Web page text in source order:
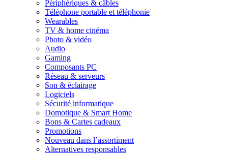
Périphériques & câbles
Téléphone portable et téléphonie
Wearables
TV & home cinéma
Photo & vidéo
Audio
Gaming
Composants PC
Réseau & serveurs
Son & éclairage
Logiciels
Sécurité informatique
Domotique & Smart Home
Bons & Cartes cadeaux
Promotions
Nouveau dans l’assortiment
Alternatives responsables